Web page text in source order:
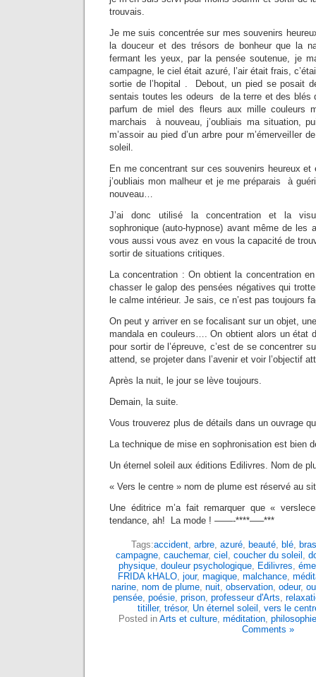
trouvais.
Je me suis concentrée sur mes souvenirs
la douceur et des trésors de bonheur que la
fermant les yeux, par la pensée soutenue, je
campagne, le ciel était azuré, l’air était frais,
sortie de l’hopital . Debout, un pied se posait
sentais toutes les odeurs de la terre et des blés
parfum de miel des fleurs aux mille couleurs
marchais à nouveau, j’oubliais ma situation,
m’assoir au pied d’un arbre pour m’émerveiller
soleil.
En me concentrant sur ces souvenirs heureux
j’oubliais mon malheur et je me préparais à
nouveau…
J’ai donc utilisé la concentration et la
sophronique (auto-hypnose) avant même de les
vous aussi vous avez en vous la capacité de
sortir de situations critiques.
La concentration : On obtient la concentration
chasser le galop des pensées négatives qui
le calme intérieur. Je sais, ce n’est pas toujours
On peut y arriver en se focalisant sur un objet,
mandala en couleurs…. On obtient alors un état
pour sortir de l’épreuve, c’est de se concentrer
attend, se projeter dans l’avenir et voir l’objectif
Après la nuit, le jour se lève toujours.
Demain, la suite.
Vous trouverez plus de détails dans un ouvrage
La technique de mise en sophronisation est bien
Un éternel soleil aux éditions Edilivres. Nom de
« Vers le centre » nom de plume est réservé au
Une éditrice m’a fait remarquer que «
tendance, ah! La mode ! ——-****—–***
Tags:accident, arbre, azuré, beauté, blé,
campagne, cauchemar, ciel , coucher du soleil ,
physique, douleur psychologique, Edilivres,
FRIDA kHALO, jour, magique, malchance,
narine, nom de plume, nuit, observation, odeur,
pensée, poésie, prison, professeur d'Arts,
titiller, trésor, Un éternel soleil , vers le
Posted in Arts et culture, méditation, philosophie
Comments »